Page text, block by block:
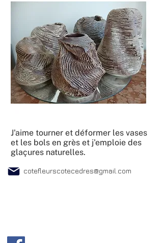
J'aime tourner et déformer les vases
et les bols en grès et j'emploie des
glaçures naturelles.
cotefleurscotecedres@gmail.com